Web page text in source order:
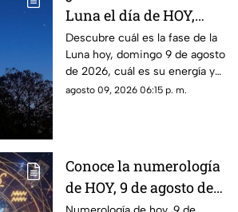
Luna el día de HOY,
domingo 9 de agosto de
2026? Así se verá el
astro durante la noche
Descubre cuál es la fase de la
Luna hoy, domingo 9 de agosto
de 2026, cuál es su energía y
cómo nos podría afectar.
agosto 09, 2026 06:15 p. m.
Conoce la numerología
de HOY, 9 de agosto de